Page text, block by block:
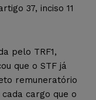
37, inciso 11
pelo TRF1,
que o STF já
remuneratório
cargo que o